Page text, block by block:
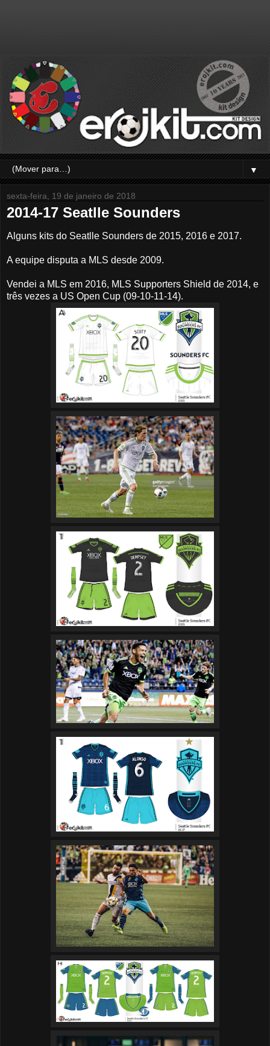
▼
sexta-feira, 19 de janeiro de 2018
2014-17 Seatlle Sounders
Alguns kits do Seatlle Sounders de 2015, 2016 e 2017.
A equipe disputa a MLS desde 2009.
Vendei a MLS em 2016, MLS Supporters Shield de 2014, e
três vezes a US Open Cup (09-10-11-14).